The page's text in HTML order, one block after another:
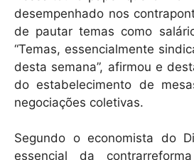
desempenhado nos
de pautar temas como
“Temas, essencialmente
desta semana”, afirmou e
do estabelecimento de
negociações coletivas.
Segundo o economista do
essencial da